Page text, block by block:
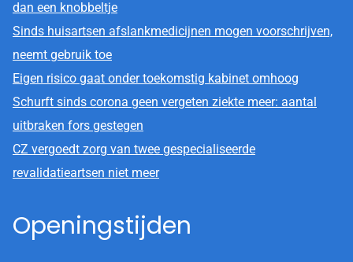
dan een knobbeltje
Sinds huisartsen afslankmedicijnen mogen voorschrijven,
neemt gebruik toe
Eigen risico gaat onder toekomstig kabinet omhoog
Schurft sinds corona geen vergeten ziekte meer: aantal
uitbraken fors gestegen
CZ vergoedt zorg van twee gespecialiseerde
revalidatieartsen niet meer
Openingstijden